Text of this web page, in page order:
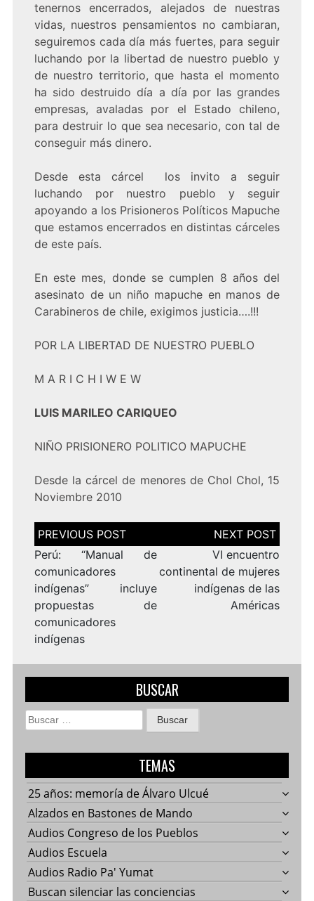
tenernos encerrados, alejados de nuestras
vidas, nuestros pensamientos no cambiaran,
seguiremos cada día más fuertes, para seguir
luchando por la libertad de nuestro pueblo y
de nuestro territorio, que hasta el momento
ha sido destruido día a día por las grandes
empresas, avaladas por el Estado chileno,
para destruir lo que sea necesario, con tal de
conseguir más dinero.
Desde esta cárcel los invito a seguir
luchando por nuestro pueblo y seguir
apoyando a los Prisioneros Políticos Mapuche
que estamos encerrados en distintas cárceles
de este país.
En este mes, donde se cumplen 8 años del
asesinato de un niño mapuche en manos de
Carabineros de chile, exigimos justicia….!!!
POR LA LIBERTAD DE NUESTRO PUEBLO
M A R I C H I W E W
LUIS MARILEO CARIQUEO
NIÑO PRISIONERO POLITICO MAPUCHE
Desde la cárcel de menores de Chol Chol, 15
Noviembre 2010
Navegación
de
entradas
Perú: “Manual de
comunicadores
indígenas” incluye
propuestas de
comunicadores
indígenas
VI encuentro
continental de mujeres
indígenas de las
Américas
BUSCAR
Buscar:
TEMAS
25 años: memoría de Álvaro Ulcué
Alzados en Bastones de Mando
Audios Congreso de los Pueblos
Audios Escuela
Audios Radio Pa' Yumat
Buscan silenciar las conciencias